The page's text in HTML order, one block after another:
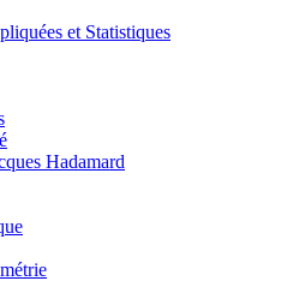
et Statistiques
Hadamard